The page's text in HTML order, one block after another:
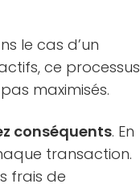
le cas d’un
ce processus
maximisés.
conséquents. En
transaction.
frais de